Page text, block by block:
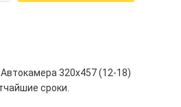
320х457 (12-18)
сроки.